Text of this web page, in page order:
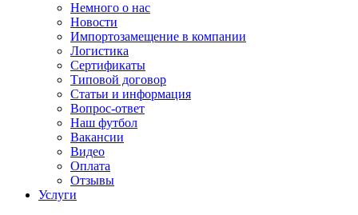
Немного о нас
Новости
Импортозамещение в компании
Логистика
Сертификаты
Типовой договор
Статьи и информация
Вопрос-ответ
Наш футбол
Вакансии
Видео
Оплата
Отзывы
Услуги